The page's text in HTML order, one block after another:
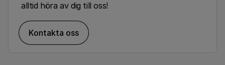
alltid höra av dig till oss!
Kontakta oss